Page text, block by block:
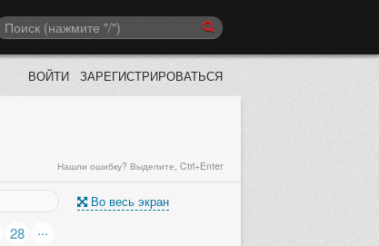
ВОЙТИ ЗАРЕГИСТРИРОВАТЬСЯ
Нашли ошибку? Выделите, Ctrl+Enter
Во весь экран
28 ...